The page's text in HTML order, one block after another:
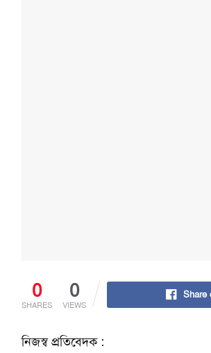
0
SHARES
0
VIEWS
Share
নিজস্ব প্রতিবেদক :